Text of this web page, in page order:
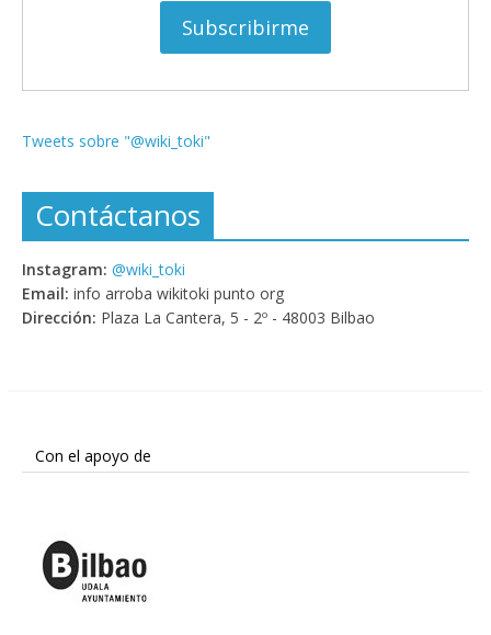
Tweets sobre "@wiki_toki"
Contáctanos
Instagram: @wiki_toki
Email: info arroba wikitoki punto org
Dirección: Plaza La Cantera, 5 - 2º - 48003 Bilbao
Con el apoyo de